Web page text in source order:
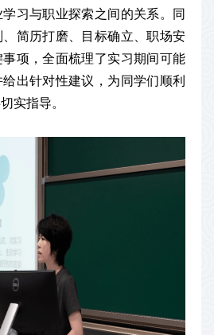
习与职业探索之间的关系。同
简历打磨、目标确立、职场安
项，全面梳理了实习期间可能
出针对性建议，为同学们顺利
实指导。